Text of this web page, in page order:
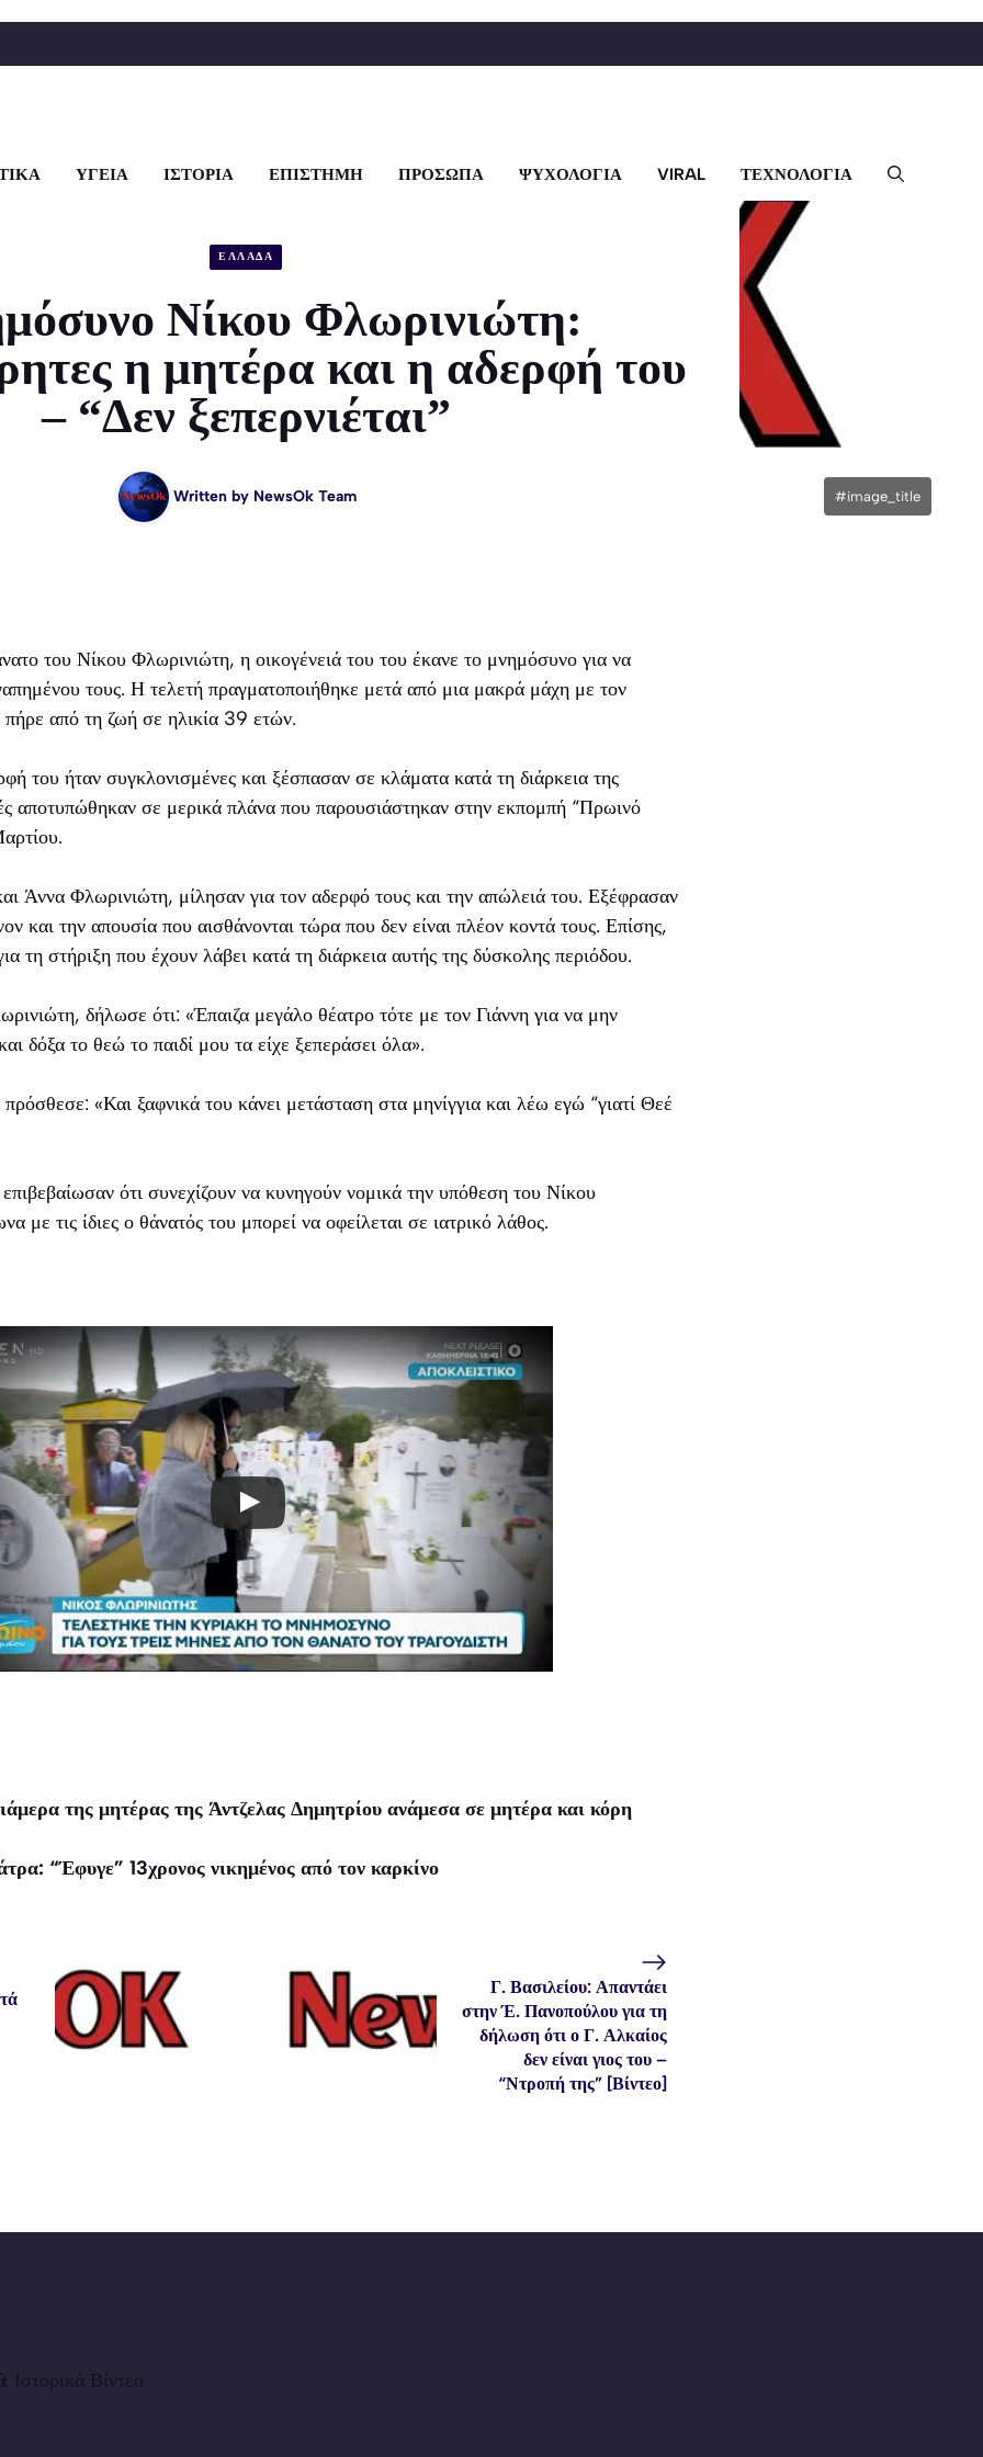
ΥΓΕΙΑ ΙΣΤΟΡΙΑ ΕΠΙΣΤΗΜΗ ΠΡΟΣΩΠΑ ΨΥΧΟΛΟΓΙΑ VIRAL ΤΕΧΝΟΛΟΓΙΑ
#image_title
ΕΛΛΑΔΑ
Νίκου Φλωρινιώτη:
η μητέρα και η αδερφή του
– “Δεν ξεπερνιέται”
Written by NewsOk Team
του Νίκου Φλωρινιώτη, η οικογένειά του του έκανε το μνημόσυνο για να
τους. Η τελετή πραγματοποιήθηκε μετά από μια μακρά μάχη με τον
πήρε από τη ζωή σε ηλικία 39 ετών.
του ήταν συγκλονισμένες και ξέσπασαν σε κλάματα κατά τη διάρκεια της
αποτυπώθηκαν σε μερικά πλάνα που παρουσιάστηκαν στην εκπομπή “Πρωινό
Άννα Φλωρινιώτη, μίλησαν για τον αδερφό τους και την απώλειά του. Εξέφρασαν
και την απουσία που αισθάνονται τώρα που δεν είναι πλέον κοντά τους. Επίσης,
τη στήριξη που έχουν λάβει κατά τη διάρκεια αυτής της δύσκολης περιόδου.
δήλωσε ότι: «Έπαιζα μεγάλο θέατρο τότε με τον Γιάννη για να μην
δόξα το θεώ το παιδί μου τα είχε ξεπεράσει όλα».
«Και ξαφνικά του κάνει μετάσταση στα μηνίγγια και λέω εγώ “γιατί Θεέ
ότι συνεχίζουν να κυνηγούν νομικά την υπόθεση του Νίκου
με τις ίδιες ο θάνατός του μπορεί να οφείλεται σε ιατρικό λάθος.
της μητέρας της Άντζελας Δημητρίου ανάμεσα σε μητέρα και κόρη
“Έφυγε” 13χρονος νικημένος από τον καρκίνο
Γ. Βασιλείου: Απαντάει
στην Έ. Πανοπούλου για τη
δήλωση ότι ο Γ. Αλκαίος
δεν είναι γιος του –
“Ντροπή της” [Βίντεο]
Βίντεο